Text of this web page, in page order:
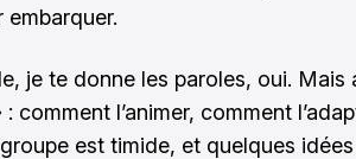
embarquer.
je te donne les paroles, oui. Mais
comment l’animer, comment
est timide, et quelques